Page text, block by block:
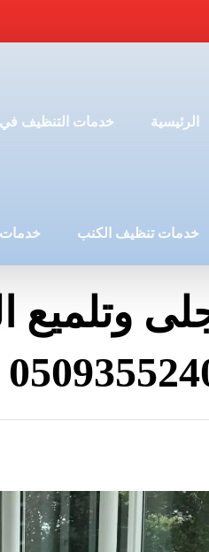
الرئيسية خدمات التنظيف في
خدمات تنظيف الكنب خدمات
وتلميع